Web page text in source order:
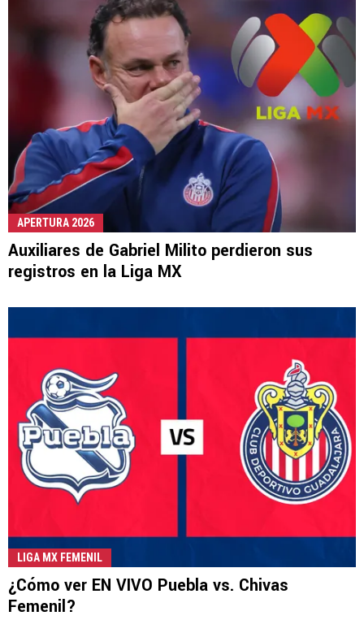
APERTURA 2026
Auxiliares de Gabriel Milito perdieron sus
registros en la Liga MX
LIGA MX FEMENIL
¿Cómo ver EN VIVO Puebla vs. Chivas
Femenil?